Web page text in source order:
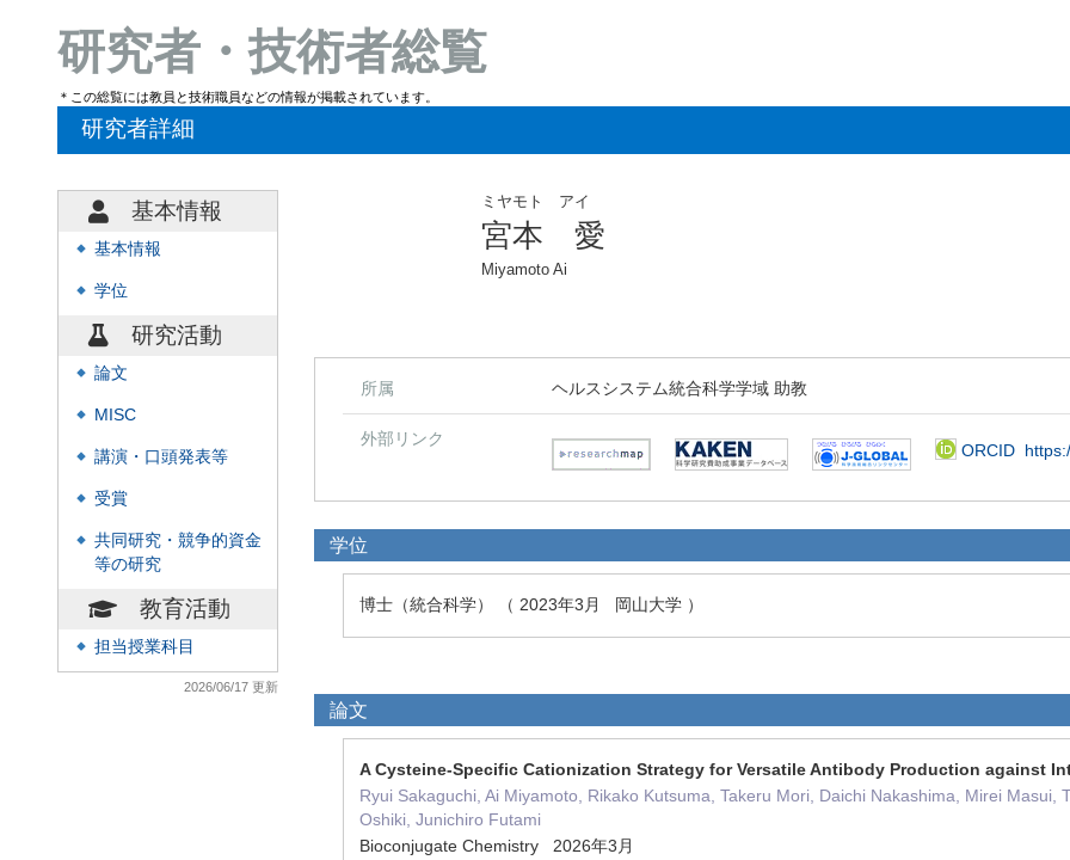
研究者・技術者総覧
＊この総覧には教員と技術職員などの情報が掲載されています。
研究者詳細
基本情報
◆ 基本情報
◆ 学位
研究活動
◆ 論文
◆ MISC
◆ 講演・口頭発表等
◆ 受賞
◆
共同研究・競争的資金
等の研究
教育活動
◆ 担当授業科目
2026/06/17 更新
ミヤモト アイ
宮本 愛
Miyamoto Ai
所属 ヘルスシステム統合科学学域 助教
外部リンク
ORCID
学位
博士（統合科学） （ 2023年3月 岡山大学 ）
論文
A Cysteine-Specific Cationization Strategy for Versatile Antibody Production against
Ryui Sakaguchi, Ai Miyamoto, Rikako Kutsuma, Takeru Mori, Daichi Nakashima, Mirei
Oshiki, Junichiro Futami
Bioconjugate Chemistry 2026年3月